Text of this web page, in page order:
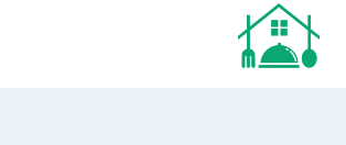
التجاوز
المحتوى